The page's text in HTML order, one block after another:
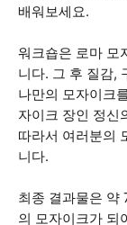
배워보세요.
워크숍은 로마 모
니다. 그 후 질감,
나만의 모자이크
자이크 장인 정신
따라서 여러분의
니다.
최종 결과물은 약
의 모자이크가 되